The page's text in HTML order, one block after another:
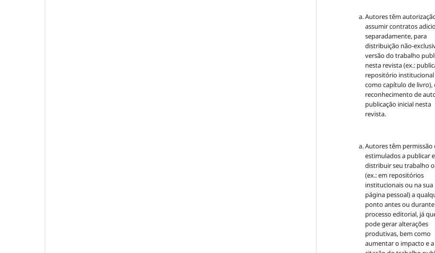
Autores têm
assumir contratos
separadamente, para
distribuição não-
versão do trabalho
nesta revista (ex.:
repositório institucional
como capítulo de livro),
reconhecimento de
publicação inicial nesta
revista.
Autores têm permissão
estimulados a publicar e
distribuir seu trabalho
(ex.: em repositórios
institucionais ou na sua
página pessoal) a
ponto antes ou
processo editorial, já
pode gerar alterações
produtivas, bem como
aumentar o impacto e a